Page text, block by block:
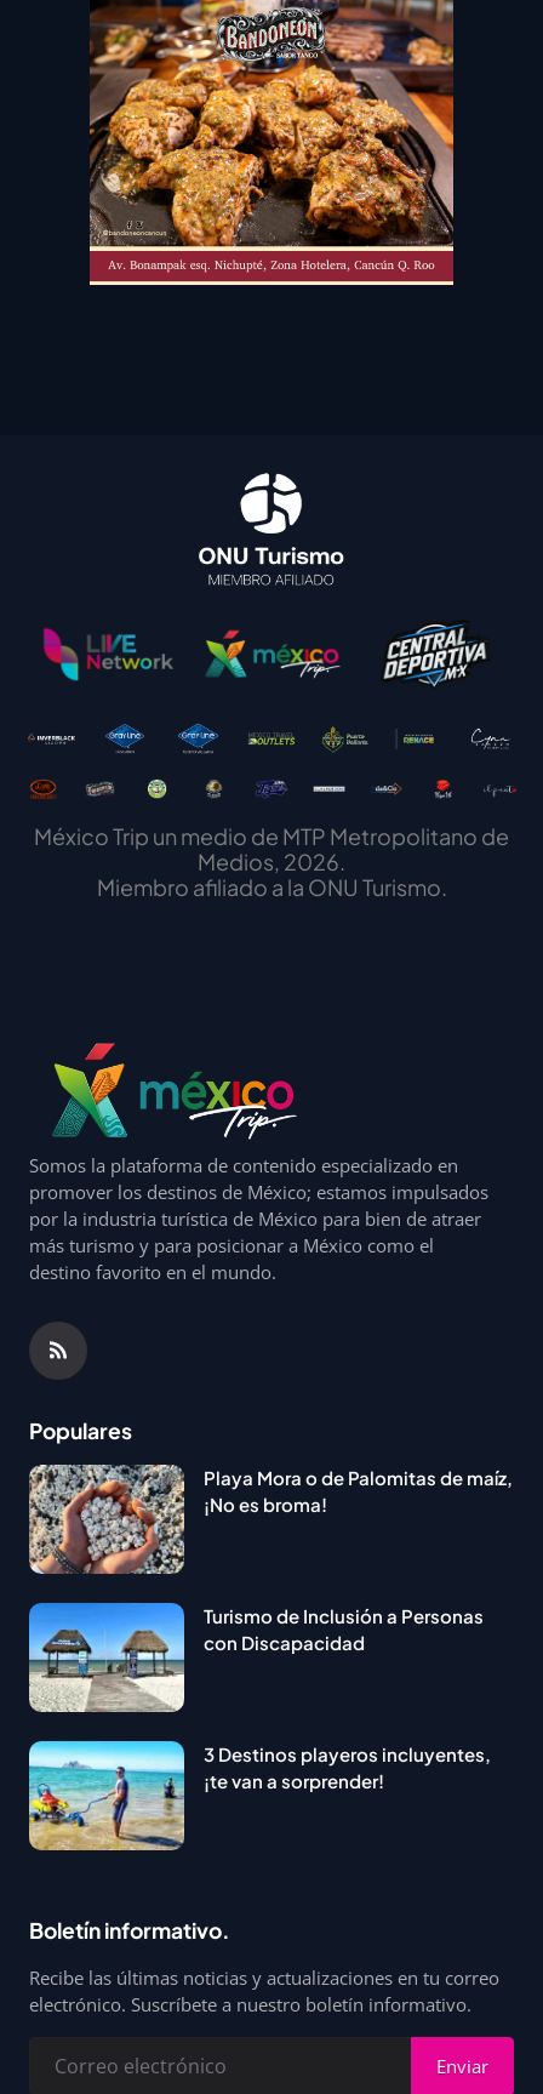
México Trip un medio de MTP Metropolitano de
Medios, 2026.
Miembro afiliado a la ONU Turismo.
Somos la plataforma de contenido especializado en
promover los destinos de México; estamos impulsados
por la industria turística de México para bien de atraer
más turismo y para posicionar a México como el
destino favorito en el mundo.
Populares
Playa Mora o de Palomitas de maíz,
¡No es broma!
Turismo de Inclusión a Personas
con Discapacidad
3 Destinos playeros incluyentes,
¡te van a sorprender!
Boletín informativo.
Recibe las últimas noticias y actualizaciones en tu correo
electrónico. Suscríbete a nuestro boletín informativo.
Enviar